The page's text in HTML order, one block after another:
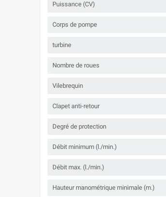
Puissance (CV)
Corps de pompe
turbine
Nombre de roues
Vilebrequin
Clapet anti-retour
Degré de protection
Débit minimum (l./min.)
Débit max. (l./min.)
Hauteur manométrique minimale (m.)